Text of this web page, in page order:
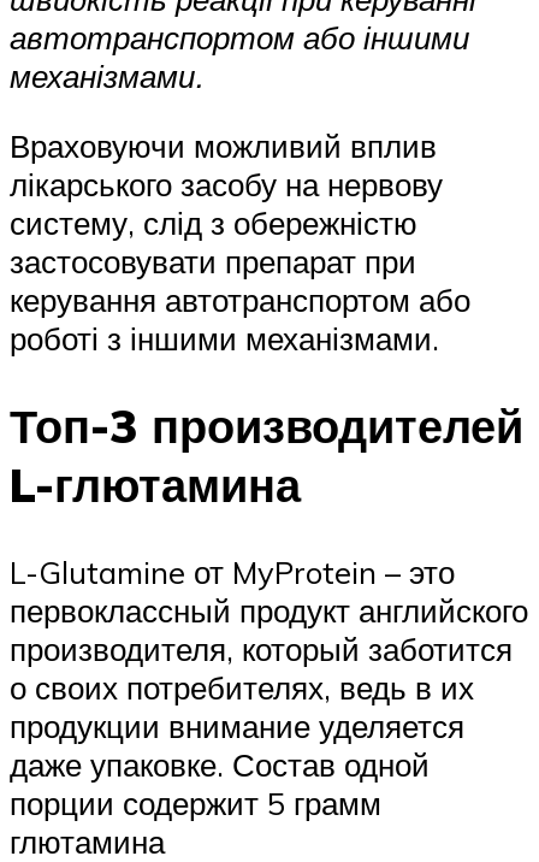
автотранспортом або іншими
механізмами.
Враховуючи можливий вплив
лікарського засобу на нервову
систему, слід з обережністю
застосовувати препарат при
керування автотранспортом або
роботі з іншими механізмами.
Топ-3 производителей
L-глютамина
L-Glutamine от MyProtein – это
первоклассный продукт английского
производителя, который заботится
о своих потребителях, ведь в их
продукции внимание уделяется
даже упаковке. Состав одной
порции содержит 5 грамм
глютамина